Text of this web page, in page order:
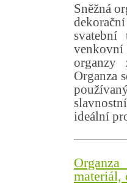
Sněžná
organzy
Organza
ideální
materiál,